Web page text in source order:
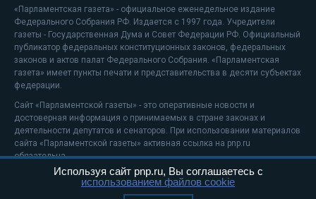
«Парламентская газета» - официальное еженедельное издание
Федерального Собрания РФ. Издается с 1997 года. Учредители
газеты - Государственная Дума и Совет Федерации РФ. Официальный
публикатор федеральных конституционных законов, федеральных
законов и актов палат Федерального Собрания. «Парламентская
газета» имеет пункты печати и представительства в десяти субъектах
федерации.
Сайт «Парламентской газеты» - это оперативные новости и
достоверная информация о принимаемых в стране законах и
деятельности депутатов и сенаторов. При использовании материалов
сайта «Парламентской газеты» активная ссылка на pnp.ru
обязательна.
На информационном ресурсе применяютсярекомендательные
Используя сайт pnp.ru, Вы соглашаетесь с
использованием файлов cookie